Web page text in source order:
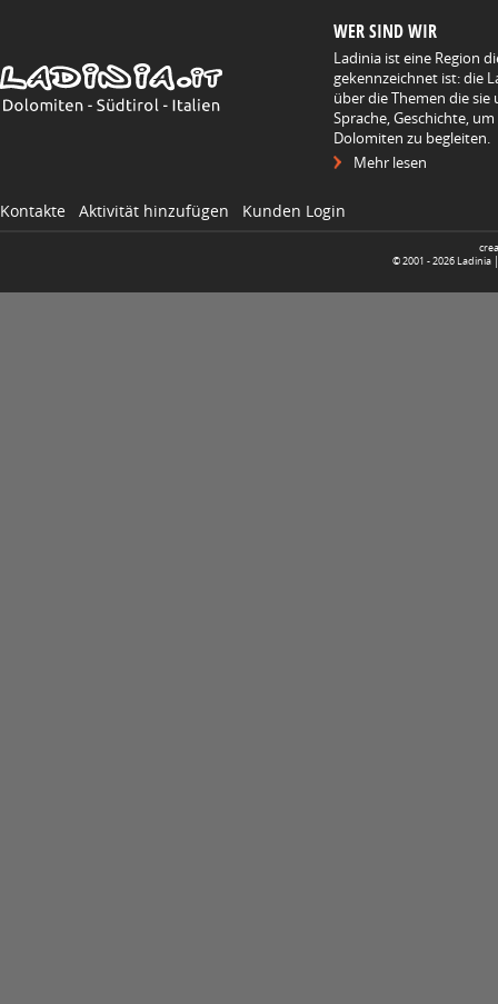
WER SIND WIR
Ladinia ist eine Region
gekennzeichnet ist: die
über die Themen die
Sprache, Geschichte,
Dolomiten zu begleiten.
Mehr lesen
Kontakte Aktivität hinzufügen Kunden Login
© 2001 -2026 Ladinia